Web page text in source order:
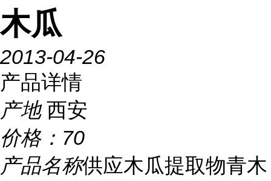
木瓜
2013-04-26
产品详情
产地 西安
价格： 70
产品名称供应木瓜提取物青木